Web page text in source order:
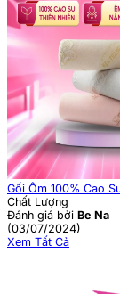
Gối Ôm 100% Cao
Chất Lượng
Đánh giá bởi Be Na
(03/07/2024)
Xem Tất Cả